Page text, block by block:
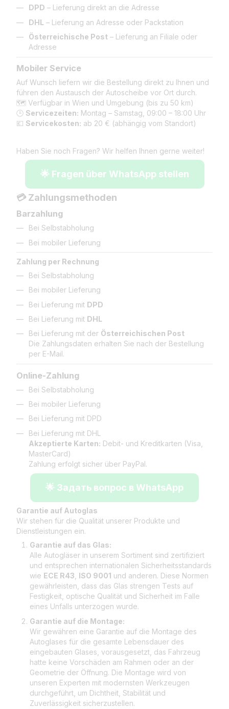
DPD – Lieferung direkt an die Adresse
DHL – Lieferung an Adresse oder Packstation
Österreichische Post – Lieferung an Filiale oder
Adresse
Mobiler Service
Auf Wunsch liefern wir die Bestellung direkt zu Ihnen und
führen den Austausch der Autoscheibe vor Ort durch.
🗺️ Verfügbar in Wien und Umgebung (bis zu 50 km)
🕒 Servicezeiten: Montag – Samstag, 09:00 – 18:00 Uhr
💶 Servicekosten: ab 20 € (abhängig vom Standort)
Haben Sie noch Fragen? Wir helfen Ihnen gerne weiter!
🌟 Fragen über WhatsApp stellen
💳 Zahlungsmethoden
Barzahlung
Bei Selbstabholung
Bei mobiler Lieferung
Zahlung per Rechnung
Bei Selbstabholung
Bei mobiler Lieferung
Bei Lieferung mit DPD
Bei Lieferung mit DHL
Bei Lieferung mit der Österreichischen Post
Die Zahlungsdaten erhalten Sie nach der Bestellung
per E-Mail.
Online-Zahlung
Bei Selbstabholung
Bei mobiler Lieferung
Bei Lieferung mit DPD
Bei Lieferung mit DHL
Akzeptierte Karten: Debit- und Kreditkarten (Visa,
MasterCard)
Zahlung erfolgt sicher über PayPal.
🌟 Задать вопрос в WhatsApp
Garantie auf Autoglas
Wir stehen für die Qualität unserer Produkte und
Dienstleistungen ein.
Garantie auf das Glas:
Alle Autogläser in unserem Sortiment sind zertifiziert
und entsprechen internationalen Sicherheitsstandards
wie ECE R43 ISO 9001 und anderen. Diese Normen
gewährleisten, dass das Glas strengen Tests auf
Festigkeit, optische Qualität und Sicherheit im Falle
eines Unfalls unterzogen wurde.
Garantie auf die Montage:
Wir gewähren eine Garantie auf die Montage des
Autoglases für die gesamte Lebensdauer des
eingebauten Glases, vorausgesetzt, das Fahrzeug
hatte keine Vorschäden am Rahmen oder an der
Geometrie der Öffnung. Die Montage wird von
unseren Experten mit modernsten Werkzeugen
durchgeführt, um Dichtheit, Stabilität und
Zuverlässigkeit sicherzustellen.